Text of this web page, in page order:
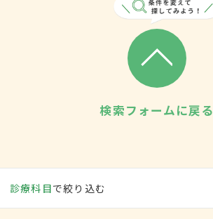
検索フォームに戻る
診療科目で絞り込む